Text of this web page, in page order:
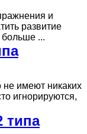
и
развитие
больше ...
имеют никаких
игнорируются,
типа